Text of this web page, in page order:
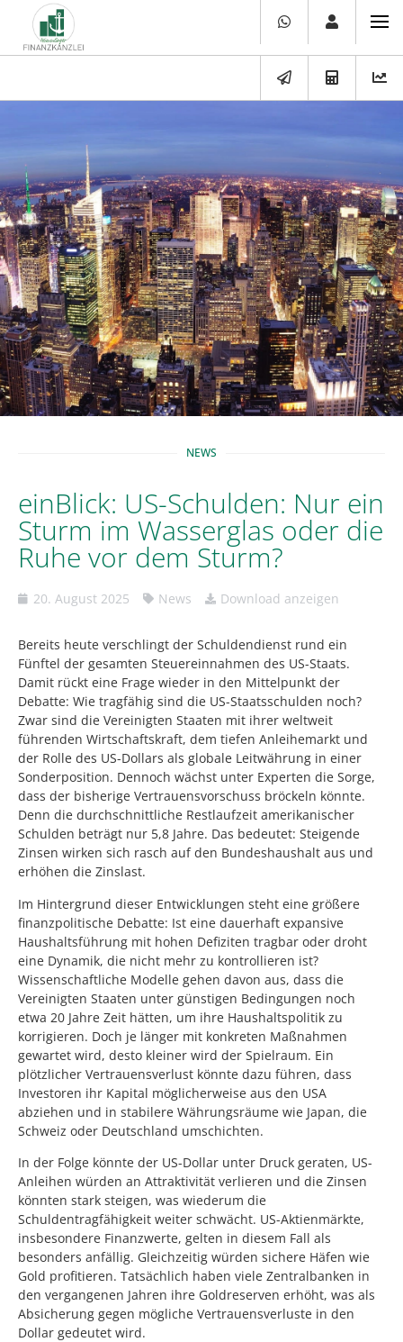
NEWS
einBlick: US-Schulden: Nur ein
Sturm im Wasserglas oder die
Ruhe vor dem Sturm?
20. August 2025 News Download anzeigen
Bereits heute verschlingt der Schuldendienst rund ein
Fünftel der gesamten Steuereinnahmen des US-Staats.
Damit rückt eine Frage wieder in den Mittelpunkt der
Debatte: Wie tragfähig sind die US-Staatsschulden noch?
Zwar sind die Vereinigten Staaten mit ihrer weltweit
führenden Wirtschaftskraft, dem tiefen Anleihemarkt und
der Rolle des US-Dollars als globale Leitwährung in einer
Sonderposition. Dennoch wächst unter Experten die Sorge,
dass der bisherige Vertrauensvorschuss bröckeln könnte.
Denn die durchschnittliche Restlaufzeit amerikanischer
Schulden beträgt nur 5,8 Jahre. Das bedeutet: Steigende
Zinsen wirken sich rasch auf den Bundeshaushalt aus und
erhöhen die Zinslast.
Im Hintergrund dieser Entwicklungen steht eine größere
finanzpolitische Debatte: Ist eine dauerhaft expansive
Haushaltsführung mit hohen Defiziten tragbar oder droht
eine Dynamik, die nicht mehr zu kontrollieren ist?
Wissenschaftliche Modelle gehen davon aus, dass die
Vereinigten Staaten unter günstigen Bedingungen noch
etwa 20 Jahre Zeit hätten, um ihre Haushaltspolitik zu
korrigieren. Doch je länger mit konkreten Maßnahmen
gewartet wird, desto kleiner wird der Spielraum. Ein
plötzlicher Vertrauensverlust könnte dazu führen, dass
Investoren ihr Kapital möglicherweise aus den USA
abziehen und in stabilere Währungsräume wie Japan, die
Schweiz oder Deutschland umschichten.
In der Folge könnte der US-Dollar unter Druck geraten, US-
Anleihen würden an Attraktivität verlieren und die Zinsen
könnten stark steigen, was wiederum die
Schuldentragfähigkeit weiter schwächt. US-Aktienmärkte,
insbesondere Finanzwerte, gelten in diesem Fall als
besonders anfällig. Gleichzeitig würden sichere Häfen wie
Gold profitieren. Tatsächlich haben viele Zentralbanken in
den vergangenen Jahren ihre Goldreserven erhöht, was als
Absicherung gegen mögliche Vertrauensverluste in den
Dollar gedeutet wird.